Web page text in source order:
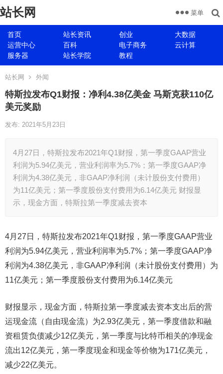
站长网
首页 站长资讯 创业
大数据
运营中心
百科 电子商务
云计算
服务器
站长学院 教程
菜单
站长网 外闻
特斯拉发布Q1财报：净利4.38亿美金 马斯克获110亿
美元奖励
发布: 2021年5月23日
4月27日，特斯拉发布2021年Q1财报，第一季度GAAP营业
利润为5.94亿美元，营业利润率为5.7%；第一季度GAAP净
利润为4.38亿美元，非GAAP净利润（未计股份支付费用）
为11亿美元；第一季度股份支付费用为6.14亿美元 财报显
示，现金方面，特斯拉第一季度减去资本
4月27日，特斯拉发布2021年Q1财报，第一季度GAAP营业
利润为5.94亿美元，营业利润率为5.7%；第一季度GAAP净
利润为4.38亿美元，非GAAP净利润（未计股份支付费用）为
11亿美元；第一季度股份支付费用为6.14亿美元
财报显示，现金方面，特斯拉第一季度减去资本支出后的营
运现金流（自由现金流）为2.93亿美元，第一季度借款和融
资租赁负债减少12亿美元，第一季度与比特币相关的净现金
流出12亿美元，第一季度现金和现金等价物为171亿美元，
减少22亿美元。